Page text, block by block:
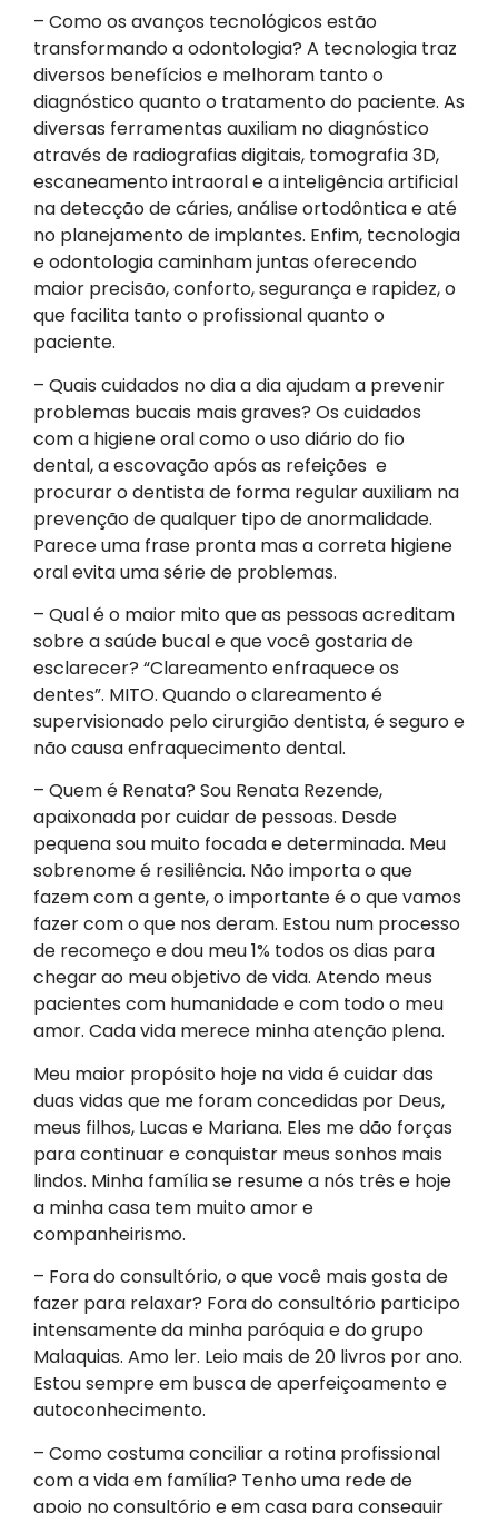
– Como os avanços tecnológicos estão
transformando a odontologia? A tecnologia traz
diversos benefícios e melhoram tanto o
diagnóstico quanto o tratamento do paciente. As
diversas ferramentas auxiliam no diagnóstico
através de radiografias digitais, tomografia 3D,
escaneamento intraoral e a inteligência artificial
na detecção de cáries, análise ortodôntica e até
no planejamento de implantes. Enfim, tecnologia
e odontologia caminham juntas oferecendo
maior precisão, conforto, segurança e rapidez, o
que facilita tanto o profissional quanto o
paciente.
– Quais cuidados no dia a dia ajudam a prevenir
problemas bucais mais graves? Os cuidados
com a higiene oral como o uso diário do fio
dental, a escovação após as refeições e
procurar o dentista de forma regular auxiliam na
prevenção de qualquer tipo de anormalidade.
Parece uma frase pronta mas a correta higiene
oral evita uma série de problemas.
– Qual é o maior mito que as pessoas acreditam
sobre a saúde bucal e que você gostaria de
esclarecer? “Clareamento enfraquece os
dentes”. MITO. Quando o clareamento é
supervisionado pelo cirurgião dentista, é seguro e
não causa enfraquecimento dental.
– Quem é Renata? Sou Renata Rezende,
apaixonada por cuidar de pessoas. Desde
pequena sou muito focada e determinada. Meu
sobrenome é resiliência. Não importa o que
fazem com a gente, o importante é o que vamos
fazer com o que nos deram. Estou num processo
de recomeço e dou meu 1% todos os dias para
chegar ao meu objetivo de vida. Atendo meus
pacientes com humanidade e com todo o meu
amor. Cada vida merece minha atenção plena.
Meu maior propósito hoje na vida é cuidar das
duas vidas que me foram concedidas por Deus,
meus filhos, Lucas e Mariana. Eles me dão forças
para continuar e conquistar meus sonhos mais
lindos. Minha família se resume a nós três e hoje
a minha casa tem muito amor e
companheirismo.
– Fora do consultório, o que você mais gosta de
fazer para relaxar? Fora do consultório participo
intensamente da minha paróquia e do grupo
Malaquias. Amo ler. Leio mais de 20 livros por ano.
Estou sempre em busca de aperfeiçoamento e
autoconhecimento.
– Como costuma conciliar a rotina profissional
com a vida em família? Tenho uma rede de
apoio no consultório e em casa para conseguir